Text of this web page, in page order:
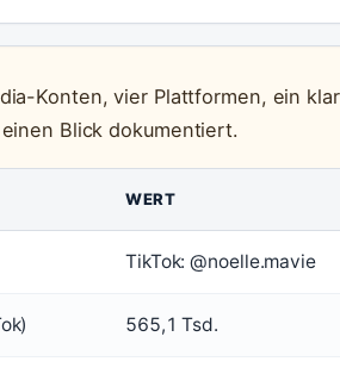
Konten, vier Plattformen, ein
Blick dokumentiert.
WERT
TikTok: @noelle.mavie
565,1 Tsd.